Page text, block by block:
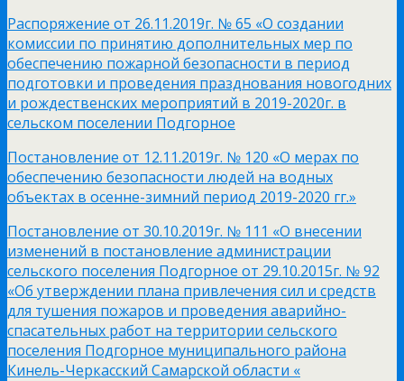
Распоряжение от 26.11.2019г. № 65 «О создании
комиссии по принятию дополнительных мер по
обеспечению пожарной безопасности в период
подготовки и проведения празднования новогодних
и рождественских мероприятий в 2019-2020г. в
сельском поселении Подгорное
Постановление от 12.11.2019г. № 120 «О мерах по
обеспечению безопасности людей на водных
объектах в осенне-зимний период 2019-2020 гг.»
Постановление от 30.10.2019г. № 111 «О внесении
изменений в постановление администрации
сельского поселения Подгорное от 29.10.2015г. № 92
«Об утверждении плана привлечения сил и средств
для тушения пожаров и проведения аварийно-
спасательных работ на территории сельского
поселения Подгорное муниципального района
Кинель-Черкасский Самарской области «